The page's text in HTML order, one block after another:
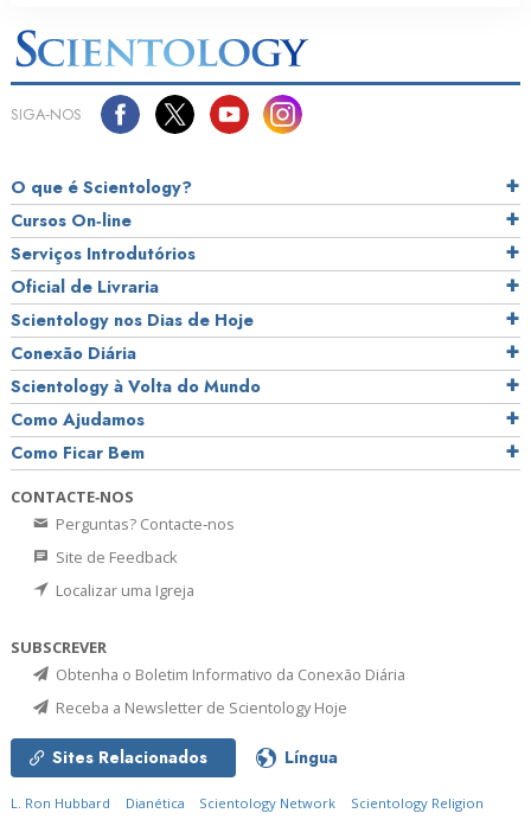
SIGA‑NOS
O que é Scientology?
Cursos On‑line
Serviços Introdutórios
Oficial de Livraria
Scientology nos Dias de Hoje
Conexão Diária
Scientology à Volta do Mundo
Como Ajudamos
Como Ficar Bem
CONTACTE‑NOS
Perguntas? Contacte‑nos
Site de Feedback
Localizar uma Igreja
SUBSCREVER
Obtenha o Boletim Informativo da Conexão Diária
Receba a Newsletter de Scientology Hoje
Sites Relacionados Língua
L. Ron Hubbard Dianética Scientology Network
Scientology Religion